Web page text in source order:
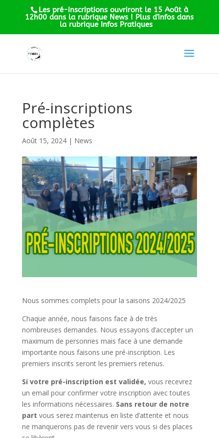
Les pré-inscriptions ouvriront le 15 Août à
12h00 dans la rubrique News ! Plus d'infos dans
la rubrique Infos Pratiques
Pré-inscriptions
complètes
Août 15, 2024| News
Nous sommes complets pour la saisons 2024/2025
Chaque année, nous faisons face à de très
nombreuses demandes. Nous essayons d’accepter un
maximum de personnes mais face à une demande
importante nous faisons une pré-inscription. Les
premiers inscrits seront les premiers retenus.
Si votre pré-inscription est validée, vous recevrez
un email pour confirmer votre inscription avec toutes
les informations nécessaires. Sans retour de notre
part vous serez maintenus en liste d’attente et nous
ne manquerons pas de revenir vers vous si des places